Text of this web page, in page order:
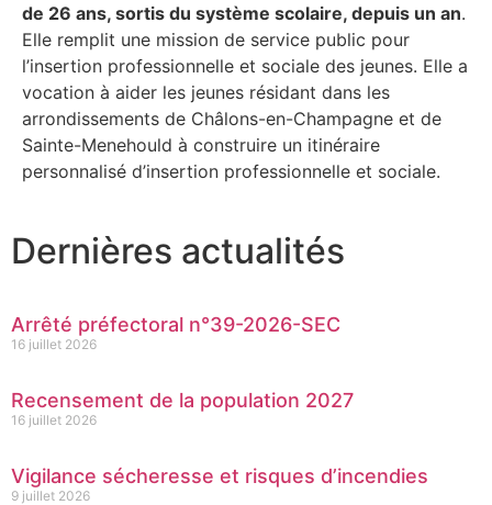
de 26 ans, sortis du système scolaire, depuis un an.
Elle remplit une mission de service public pour
l’insertion professionnelle et sociale des jeunes. Elle a
vocation à aider les jeunes résidant dans les
arrondissements de Châlons-en-Champagne et de
Sainte-Menehould à construire un itinéraire
personnalisé d’insertion professionnelle et sociale.
Dernières actualités
Arrêté préfectoral n°39-2026-SEC
16 juillet 2026
Recensement de la population 2027
16 juillet 2026
Vigilance sécheresse et risques d’incendies
9 juillet 2026